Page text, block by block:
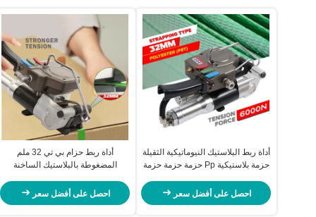
أداة ربط البلاستيك النيوماتيكية الثقيلة
حزمة بلاستيكية Pp حزمة حزمة حزمة
احصل على أفضل سعر
أداة ربط حزام بي تي 32 ملم
المضغوطة بالبلاستيك الساخنة
احصل على أفضل سعر